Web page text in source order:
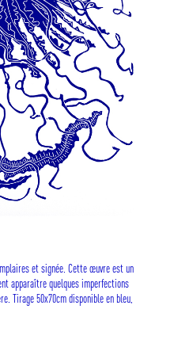
et signée. Cette œuvre est un
apparaître quelques imperfections
Tirage 50x70cm disponible en bleu,